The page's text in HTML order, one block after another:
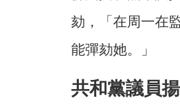
劾，「在周一在
能彈劾她。」
共和黨議員